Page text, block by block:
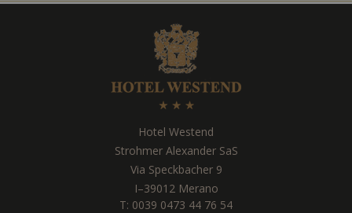
Hotel Westend
Strohmer Alexander SaS
Via Speckbacher 9
I–39012 Merano
T: 0039 0473 44 76 54